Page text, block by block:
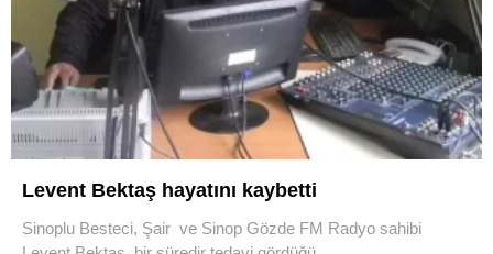
Levent Bektaş hayatını kaybetti
Sinoplu Besteci, Şair ve Sinop Gözde FM Radyo sahibi